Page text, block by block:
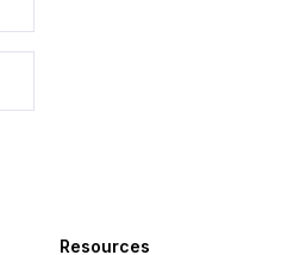
Resources